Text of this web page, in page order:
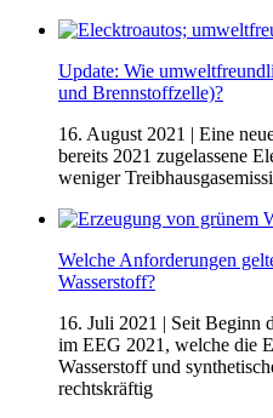
Update: Wie
und Brennstoffzelle)?
16. August 2021 | Eine
bereits 2021 zugelassene
weniger
Welche Anforderungen
Wasserstoff?
16. Juli 2021 | Seit Beginn
im EEG 2021, welche die
Wasserstoff und
rechtskräftig